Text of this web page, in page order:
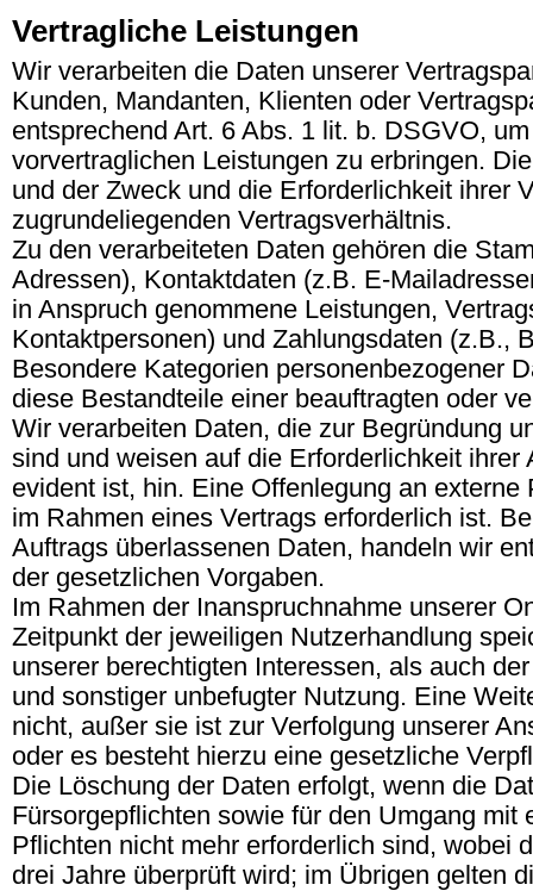
Vertragliche Leistungen
Wir verarbeiten die Daten unserer
Kunden, Mandanten, Klienten oder
entsprechend Art. 6 Abs. 1 lit. b. DSGVO,
vorvertraglichen Leistungen zu erbringen.
und der Zweck und die Erforderlichkeit ihrer
zugrundeliegenden Vertragsverhältnis.
Zu den verarbeiteten Daten gehören die
Adressen), Kontaktdaten (z.B. E-
in Anspruch genommene Leistungen,
Kontaktpersonen) und Zahlungsdaten (z.B.,
Besondere Kategorien personenbezogener
diese Bestandteile einer beauftragten oder
Wir verarbeiten Daten, die zur Begründung
sind und weisen auf die Erforderlichkeit
evident ist, hin. Eine Offenlegung an
im Rahmen eines Vertrags erforderlich ist.
Auftrags überlassenen Daten, handeln wir
der gesetzlichen Vorgaben.
Im Rahmen der Inanspruchnahme unserer
Zeitpunkt der jeweiligen Nutzerhandlung
unserer berechtigten Interessen, als auch
und sonstiger unbefugter Nutzung. Eine
nicht, außer sie ist zur Verfolgung unserer
oder es besteht hierzu eine gesetzliche
Die Löschung der Daten erfolgt, wenn die
Fürsorgepflichten sowie für den Umgang
Pflichten nicht mehr erforderlich sind, wobei
drei Jahre überprüft wird; im Übrigen gelten